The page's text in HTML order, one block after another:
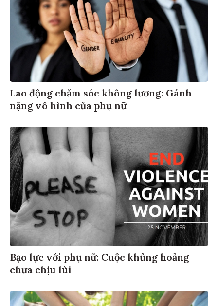
Lao động chăm sóc không lương: Gánh
nặng vô hình của phụ nữ
Bạo lực với phụ nữ: Cuộc khủng hoảng
chưa chịu lùi